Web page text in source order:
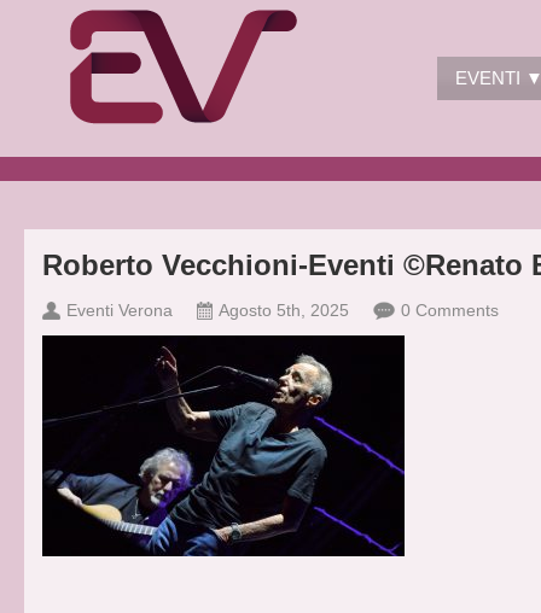
EVENTI
Roberto Vecchioni-Eventi ©Renato
Eventi Verona Agosto 5th, 2025 0 Comments